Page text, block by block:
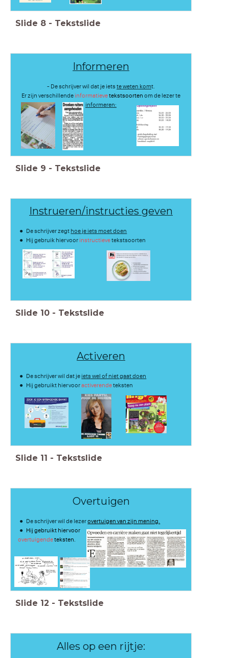
Slide 8 - Tekstslide
Informeren
- De schrijver wil dat je iets te weten komt.
Er zijn verschillende informatievetekstsoorten om de lezer te
informeren:
Slide 9 - Tekstslide
Instrueren/instructies geven
De schrijver zegt hoe je iets moet doen
Hij gebruik hiervoor instructievetekstsoorten
Slide 10 - Tekstslide
Activeren
De schrijver wil dat je iets wel of niet gaat doen
Hij gebruikt hiervooractiverendeteksten
Slide 11 - Tekstslide
Overtuigen
De schrijver wil de lezerovertuigen van zijn mening.
Hij gebruikt hiervoor
overtuigendeteksten.
Slide 12 - Tekstslide
Alles op een rijtje: